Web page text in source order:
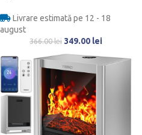
Livrare estimată pe 12 - 18
august
366.00lei 349.00 lei